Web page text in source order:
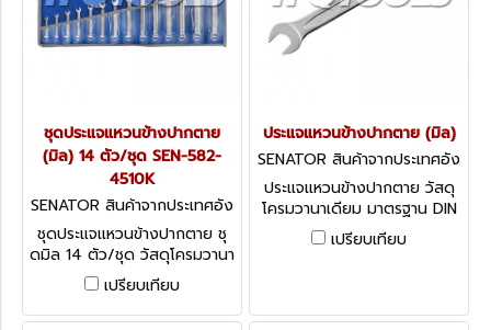
ชุดประแจแหวนข้างปากตาย
(มิล) 14 ตัว/ชุด SEN-582-
4510K
SENATOR สินค้าจากประเทศอัง
กฤษ-1
ชุดประแจแหวนข้างปากตาย ชุ
ดมิล 14 ตัว/ชุด วัสดุโครมวานา
เดียม มาตรฐาน DIN 3110
Senator C/V Combination
Spanner Set
เปรียบเทียบ
ประแจแหวนข้างปากตาย (มิล)
SENATOR สินค้าจากประเทศอัง
กฤษ SEN-582-4200K
ประแจแหวนข้างปากตาย วัสดุ
โครมวานาเดียม มาตรฐาน DIN
3113 มีขนาดให้เลือกตั้งแต่ 16-
30 มม. Senator Chrome
เปรียบเทียบ